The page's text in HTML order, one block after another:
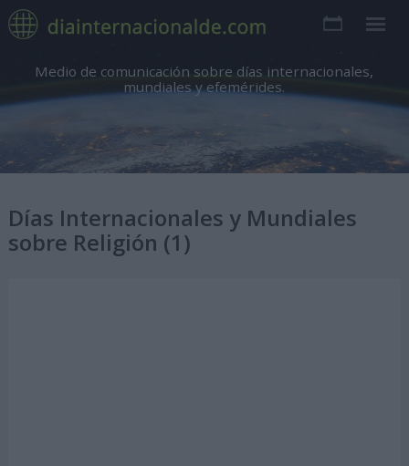
Medio de comunicación sobre días internacionales,
mundiales y efemérides.
Días Internacionales y Mundiales
sobre Religión (1)